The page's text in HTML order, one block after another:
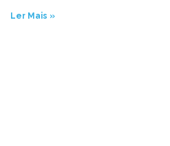
Ler Mais »